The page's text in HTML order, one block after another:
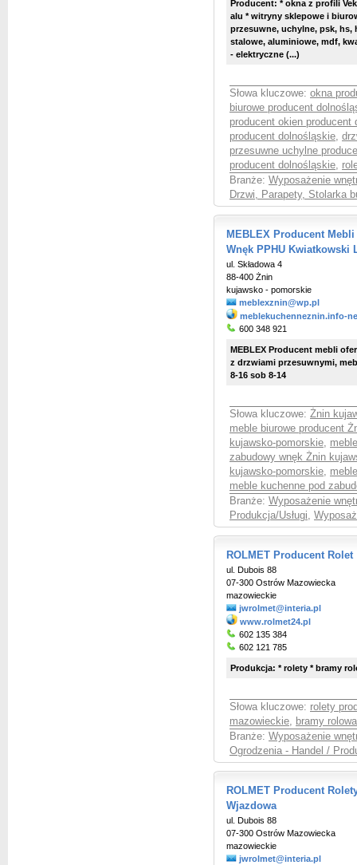
Producent: * okna z profili
alu * witryny sklepowe i
przesuwne, uchylne, psk, hs,
stalowe, aluminiowe, mdf,
- elektryczne (...)
Słowa kluczowe: okna
biurowe producent
producent okien producent
producent dolnośląskie,
przesuwne uchylne
producent dolnośląskie,
Branże: Wyposażenie
Drzwi, Parapety, Stolarka
MEBLEX Producent
Wnęk PPHU Kwiatkowski
ul. Składowa 4
88-400 Żnin
kujawsko - pomorskie
meblexznin@wp.pl
meblekuchenneznin.info-
600 348 921
MEBLEX Producent mebli
z drzwiami przesuwnymi,
8-16 sob 8-14
Słowa kluczowe: Żnin
meble biurowe producent
kujawsko-pomorskie,
zabudowy wnęk Żnin
kujawsko-pomorskie,
meble kuchenne pod
Branże: Wyposażenie
Produkcja/Usługi,
ROLMET Producent Rolet
ul. Dubois 88
07-300 Ostrów Mazowiecka
mazowieckie
jwrolmet@interia.pl
www.rolmet24.pl
602 135 384
602 121 785
Produkcja: * rolety * bramy
Słowa kluczowe: rolety
mazowieckie, bramy
Branże: Wyposażenie
Ogrodzenia - Handel /
ROLMET Producent
Wjazdowa
ul. Dubois 88
07-300 Ostrów Mazowiecka
mazowieckie
jwrolmet@interia.pl